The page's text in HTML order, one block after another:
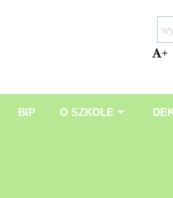
+
BIP O SZKOLE